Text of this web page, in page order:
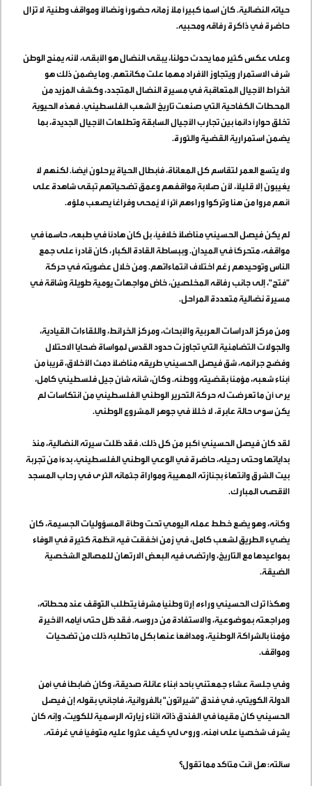
حياته النضالية. كان اسماً كبيراً ملأ زمانه حضوراً ونضالاً ومواقف وطنية لا تزال
حاضرة في ذاكرة رفاقه ومحبيه.
وعلى عكس كثير مما يحدث حولنا، يبقى النضال هو الأبقى، لأنه يمنح الوطن
شرف الاستمرار ويتجاوز الأفراد مهما علت مكانتهم. وما يضمن ذلك هو
انخراط الأجيال المتعاقبة في مسيرة النضال المتجدد، وكشف المزيد من
المحطات الكفاحية التي صنعت تاريخ الشعب الفلسطيني. فهذه الحيوية
تخلق حواراً دائماً بين تجارب الأجيال السابقة وتطلعات الأجيال الجديدة، بما
يضمن استمرارية القضية والثورة.
ولا يتسع العمر لتقاسم كل المعاناة، فأبطال الحياة يرحلون أيضاً. لكنهم لا
يغيبون إلا قليلاً، لأن صلابة مواقفهم وعمق تضحياتهم تبقى شاهدة على
أنهم مروا من هنا وتركوا وراءهم أثراً لا يُمحى وفراغاً يصعب ملؤه.
لم يكن فيصل الحسيني مناضلاً خلافياً، بل كان هادئاً في طبعه، حاسماً في
مواقفه، متحركاً في الميدان. وببساطة القادة الكبار، كان قادراً على جمع
الناس وتوحيدهم رغم اختلاف انتماءاتهم. ومن خلال عضويته في حركة
"فتح"، إلى جانب رفاقه المخلصين، خاض مواجهات يومية طويلة وشاقة في
مسيرة نضالية متعددة المراحل.
ومن مركز الدراسات العربية والأبحاث، ومركز الخرائط، واللقاءات القيادية،
والجولات التضامنية التي تجاوزت حدود القدس لمواساة ضحايا الاحتلال
وفضح جرائمه، شق فيصل الحسيني طريقه مناضلاً دمث الأخلاق، قريباً من
أبناء شعبه، مؤمناً بقضيته ووطنه. وكان، شأنه شأن جيل فلسطيني كامل،
يرى أن ما تعرضت له حركة التحرير الوطني الفلسطيني من انتكاسات لم
يكن سوى حالة عابرة، لا خللاً في جوهر المشروع الوطني.
لقد كان فيصل الحسيني أكبر من كل ذلك. فقد ظلت سيرته النضالية، منذ
بداياتها وحتى رحيله، حاضرة في الوعي الوطني الفلسطيني، بدءاً من تجربة
بيت الشرق وانتهاءً بجنازته المهيبة ومواراة جثمانه الثرى في رحاب المسجد
الأقصى المبارك.
وكأنه، وهو يضع خطط عمله اليومي تحت وطأة المسؤوليات الجسيمة، كان
يضيء الطريق لشعب كامل، في زمن أخفقت فيه أنظمة كثيرة في الوفاء
بمواعيدها مع التاريخ، وارتضى فيه البعض الارتهان للمصالح الشخصية
الضيقة.
وهكذا ترك الحسيني وراءه إرثاً وطنياً مشرفاً يتطلب التوقف عند محطاته،
ومراجعته بموضوعية، والاستفادة من دروسه. فقد ظل حتى أيامه الأخيرة
مؤمناً بالشراكة الوطنية، ومدافعاً عنها بكل ما تطلبه ذلك من تضحيات
ومواقف.
وفي جلسة عشاء جمعتني بأحد أبناء عائلة صديقة، وكان ضابطاً في أمن
الدولة الكويتي، في فندق "شيراتون" بالفروانية، فاجأني بقوله إن فيصل
الحسيني كان مقيماً في الفندق ذاته أثناء زيارته الرسمية للكويت، وإنه كان
يشرف شخصياً على أمنه. وروى لي كيف عثروا عليه متوفياً في غرفته.
سألته: هل أنت متأكد مما تقول؟